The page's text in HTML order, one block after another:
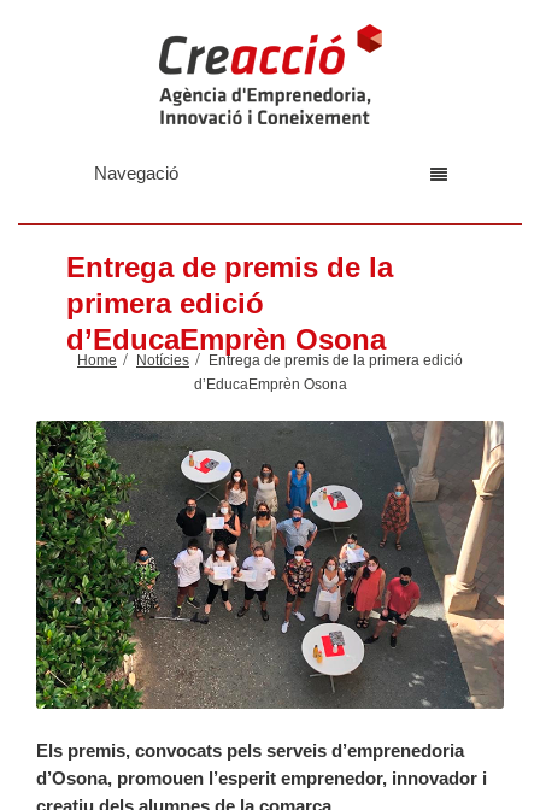
Navegació
Entrega de premis de la
primera edició
d’EducaEmprèn Osona
Home Notícies
Entrega de premis de la primera edició
d’EducaEmprèn Osona
Els premis, convocats pels serveis d’emprenedoria
d’Osona, promouen l’esperit emprenedor, innovador i
creatiu dels alumnes de la comarca